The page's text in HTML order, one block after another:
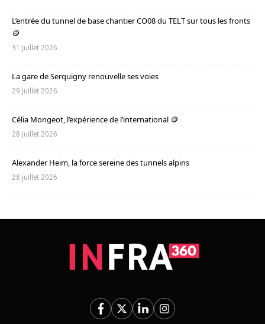
L’entrée du tunnel de base chantier CO08 du TELT sur tous les fronts
🪙
31 juillet 2026
La gare de Serquigny renouvelle ses voies
29 juillet 2026
Célia Mongeot, l’expérience de l’international 🪙
28 juillet 2026
Alexander Heim, la force sereine des tunnels alpins
28 juillet 2026